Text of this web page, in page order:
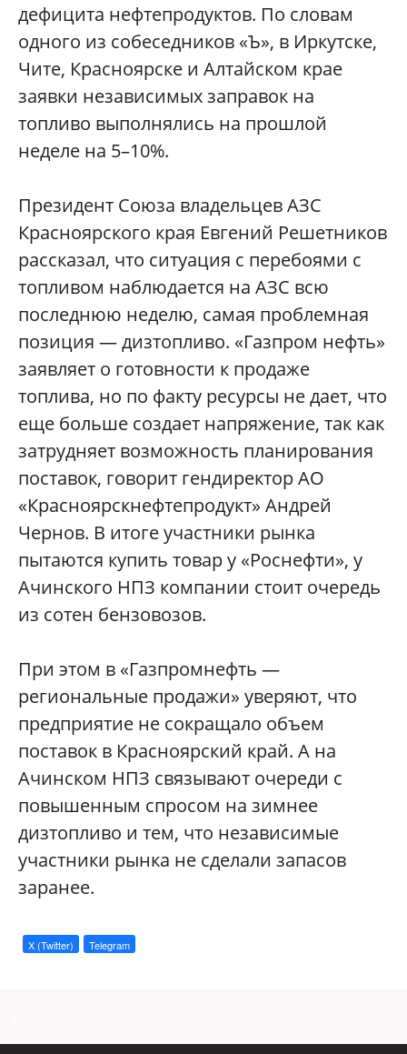
дефицита нефтепродуктов. По словам
одного из собеседников «Ъ», в Иркутске,
Чите, Красноярске и Алтайском крае
заявки независимых заправок на
топливо выполнялись на прошлой
неделе на 5–10%.
Президент Союза владельцев АЗС
Красноярского края Евгений Решетников
рассказал, что ситуация с перебоями с
топливом наблюдается на АЗС всю
последнюю неделю, самая проблемная
позиция — дизтопливо. «Газпром нефть»
заявляет о готовности к продаже
топлива, но по факту ресурсы не дает, что
еще больше создает напряжение, так как
затрудняет возможность планирования
поставок, говорит гендиректор АО
«Красноярскнефтепродукт» Андрей
Чернов. В итоге участники рынка
пытаются купить товар у «Роснефти», у
Ачинского НПЗ компании стоит очередь
из сотен бензовозов.
При этом в «Газпромнефть —
региональные продажи» уверяют, что
предприятие не сокращало объем
поставок в Красноярский край. А на
Ачинском НПЗ связывают очереди с
повышенным спросом на зимнее
дизтопливо и тем, что независимые
участники рынка не сделали запасов
заранее.
X (Twitter) Telegram